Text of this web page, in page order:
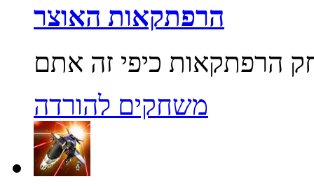
הרפתקאות האוצר
משחקים להורדה